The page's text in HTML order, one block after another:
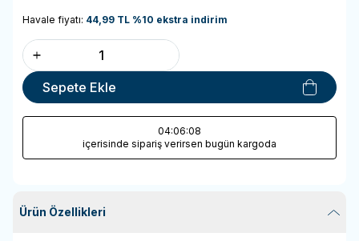
Havale fiyatı: 44,99 TL %10 ekstra indirim
Sepete Ekle
04:06:08
içerisinde sipariş verirsen bugün kargoda
Ürün Özellikleri